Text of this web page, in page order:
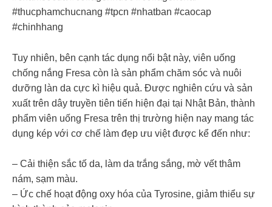
#thucphamchucnang #tpcn #nhatban #caocap
#chinhhang
Tuy nhiên, bên cạnh tác dụng nổi bật này, viên uống
chống nắng Fresa còn là sản phẩm chăm sóc và nuôi
dưỡng làn da cực kì hiệu quả. Được nghiên cứu và sản
xuất trên dây truyền tiên tiến hiện đại tại Nhật Bản, thành
phẩm viên uống Fresa trên thị trường hiện nay mang tác
dụng kép với cơ chế làm đẹp ưu việt được kể đến như:
– Cải thiện sắc tố da, làm da trắng sắng, mờ vết thâm
nám, sạm màu.
– Ức chế hoạt động oxy hóa của Tyrosine, giảm thiểu sự